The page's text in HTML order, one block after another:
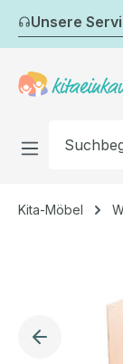
ZumUnsere
Kita-Möbel